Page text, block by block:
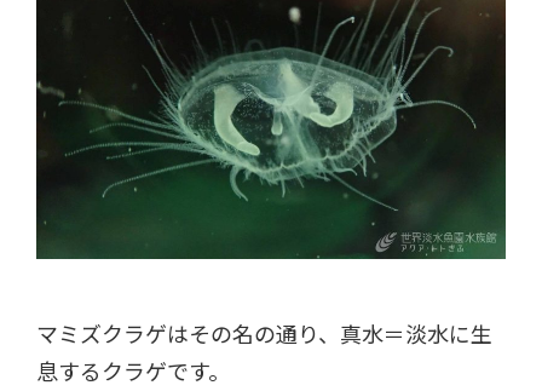
マミズクラゲはその名の通り、真水＝淡水に生
息するクラゲです。